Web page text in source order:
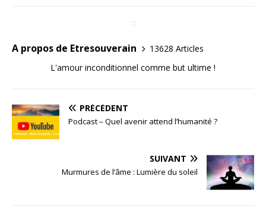
A propos de Etresouverain
13628 Articles
L'amour inconditionnel comme but ultime !
PRÉCÉDENT
Podcast – Quel avenir attend l’humanité ?
SUIVANT
Murmures de l’âme : Lumière du soleil